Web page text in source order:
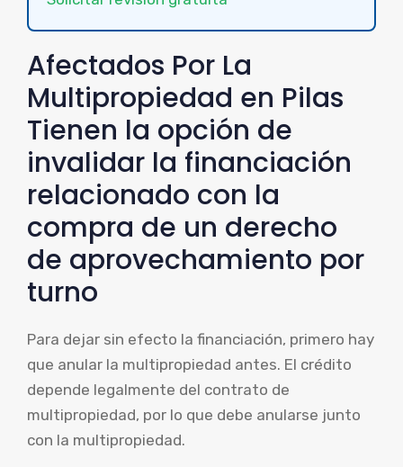
Afectados Por La
Multipropiedad en Pilas
Tienen la opción de
invalidar la financiación
relacionado con la
compra de un derecho
de aprovechamiento por
turno
Para dejar sin efecto la financiación, primero hay
que anular la multipropiedad antes. El crédito
depende legalmente del contrato de
multipropiedad, por lo que debe anularse junto
con la multipropiedad.